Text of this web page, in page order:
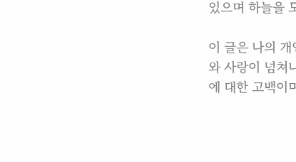
있으며 하늘을
이 글은 나의 개
와 사랑이 넘쳐
에 대한 고백이